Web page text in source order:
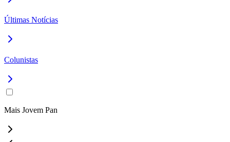
Últimas Notícias
Colunistas
Mais Jovem Pan